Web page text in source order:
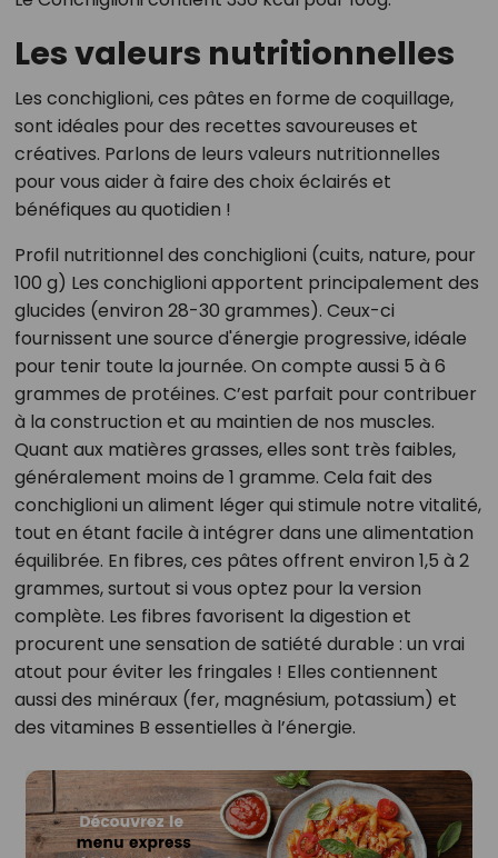
Les valeurs nutritionnelles
Les conchiglioni, ces pâtes en forme de coquillage,
sont idéales pour des recettes savoureuses et
créatives. Parlons de leurs valeurs nutritionnelles
pour vous aider à faire des choix éclairés et
bénéfiques au quotidien !
Profil nutritionnel des conchiglioni (cuits, nature, pour
100 g) Les conchiglioni apportent principalement des
glucides (environ 28-30 grammes). Ceux-ci
fournissent une source d'énergie progressive, idéale
pour tenir toute la journée. On compte aussi 5 à 6
grammes de protéines. C’est parfait pour contribuer
à la construction et au maintien de nos muscles.
Quant aux matières grasses, elles sont très faibles,
généralement moins de 1 gramme. Cela fait des
conchiglioni un aliment léger qui stimule notre vitalité,
tout en étant facile à intégrer dans une alimentation
équilibrée. En fibres, ces pâtes offrent environ 1,5 à 2
grammes, surtout si vous optez pour la version
complète. Les fibres favorisent la digestion et
procurent une sensation de satiété durable : un vrai
atout pour éviter les fringales ! Elles contiennent
aussi des minéraux (fer, magnésium, potassium) et
des vitamines B essentielles à l’énergie.